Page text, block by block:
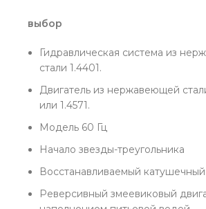
выбор
Гидравлическая система из
стали 1.4401.
Двигатель из нержавеющей
или 1.4571.
Модель 60 Гц
Начало звезды-треугольника
Восстанавливаемый катушечный
Реверсивный змеевиковый